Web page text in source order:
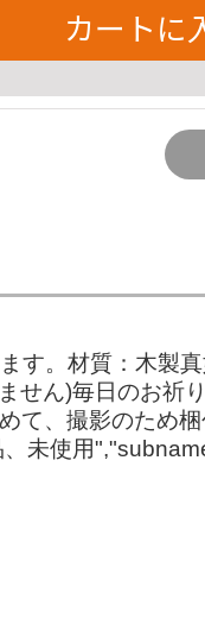
カートに
。材質：木製
せん)毎日のお祈
て、撮影のため
未使用